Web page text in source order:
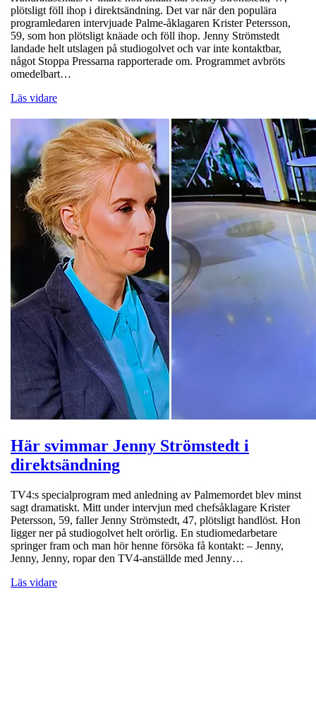
plötsligt föll ihop i direktsändning. Det var när den populära
programledaren intervjuade Palme-åklagaren Krister Petersson,
59, som hon plötsligt knäade och föll ihop. Jenny Strömstedt
landade helt utslagen på studiogolvet och var inte kontaktbar,
något Stoppa Pressarna rapporterade om. Programmet avbröts
omedelbart…
Läs vidare
Här svimmar Jenny Strömstedt i
direktsändning
TV4:s specialprogram med anledning av Palmemordet blev minst
sagt dramatiskt. Mitt under intervjun med chefsåklagare Krister
Petersson, 59, faller Jenny Strömstedt, 47, plötsligt handlöst. Hon
ligger ner på studiogolvet helt orörlig. En studiomedarbetare
springer fram och man hör henne försöka få kontakt: – Jenny,
Jenny, Jenny, ropar den TV4-anställde med Jenny…
Läs vidare